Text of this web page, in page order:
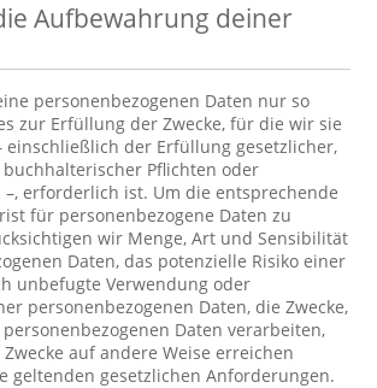
Aufbewahrung deiner
personenbezogenen Daten nur so
zur Erfüllung der Zwecke, für die wir sie
einschließlich der Erfüllung gesetzlicher,
Pflichten oder
erforderlich ist. Um die entsprechende
für personenbezogene Daten zu
wir Menge, Art und Sensibilität
Daten, das potenzielle Risiko einer
unbefugte Verwendung oder
personenbezogenen Daten, die Zwecke,
Daten verarbeiten,
auf andere Weise erreichen
geltenden gesetzlichen Anforderungen.